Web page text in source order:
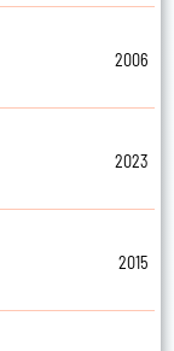
2006
2023
2015